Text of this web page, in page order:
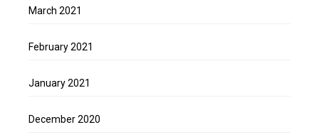
March 2021
February 2021
January 2021
December 2020